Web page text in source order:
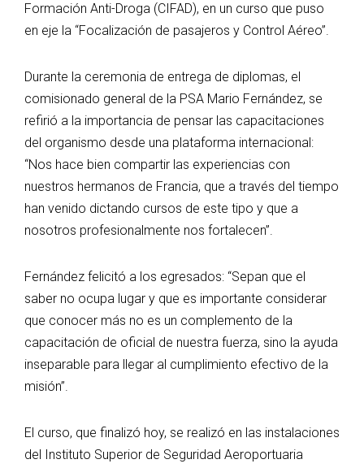
Formación Anti-Droga (CIFAD), en un curso que puso
en eje la “Focalización de pasajeros y Control Aéreo”.
Durante la ceremonia de entrega de diplomas, el
comisionado general de la PSA Mario Fernández, se
refirió a la importancia de pensar las capacitaciones
del organismo desde una plataforma internacional:
“Nos hace bien compartir las experiencias con
nuestros hermanos de Francia, que a través del tiempo
han venido dictando cursos de este tipo y que a
nosotros profesionalmente nos fortalecen”.
Fernández felicitó a los egresados: “Sepan que el
saber no ocupa lugar y que es importante considerar
que conocer más no es un complemento de la
capacitación de oficial de nuestra fuerza, sino la ayuda
inseparable para llegar al cumplimiento efectivo de la
misión”.
El curso, que finalizó hoy, se realizó en las instalaciones
del Instituto Superior de Seguridad Aeroportuaria